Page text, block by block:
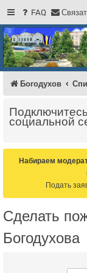
FAQ Связат
Регистрация
Форум
Богодухов
Богодухов
социальной
Набираем
Подать
Сделать
Богодухова